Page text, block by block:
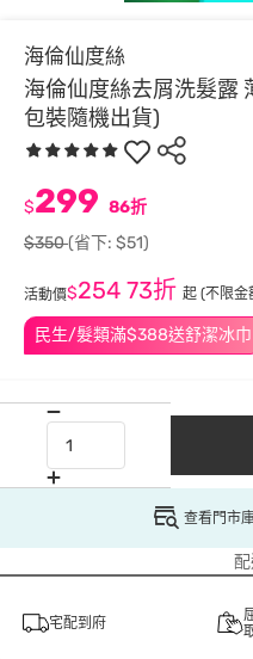
海倫仙度絲
海倫仙度絲去屑洗髮露
包裝隨機出貨)
民生/髮類滿$388送舒潔冰巾
$299 86折
$350(省下: $51)
活動價$254 73折 起 (不限金
查看門市
宅配到府